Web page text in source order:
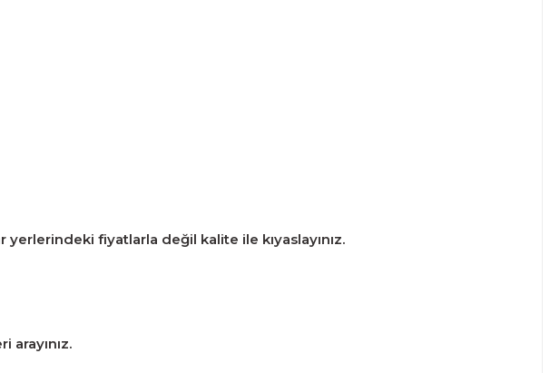
fiyatlarla değil kalite ile kıyaslayınız.